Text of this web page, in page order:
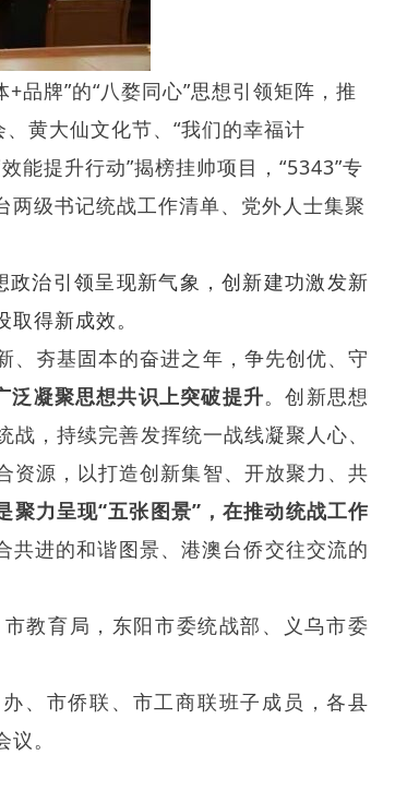
品牌”的“八婺同心”思想引领矩阵，推
黄大仙文化节、“我们的幸福计
能提升行动”揭榜挂帅项目，“5343”专
两级书记统战工作清单、党外人士集聚
治引领呈现新气象，创新建功激发新
取得新成效。
、夯基固本的奋进之年，争先创优、守
泛凝聚思想共识上突破提升。创新思想
，持续完善发挥统一战线凝聚人心、
资源，以打造创新集智、开放聚力、共
聚力呈现“五张图景”，在推动统战工作
共进的和谐图景、港澳台侨交往交流的
教育局，东阳市委统战部、义乌市委
、市侨联、市工商联班子成员，各县
。